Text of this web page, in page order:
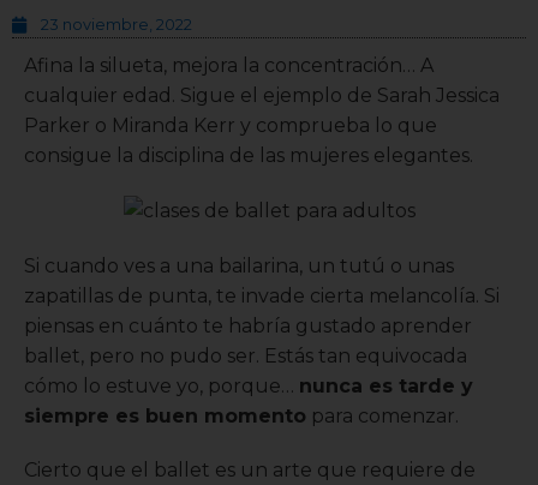
23 noviembre, 2022
Afina la silueta, mejora la concentración… A
cualquier edad. Sigue el ejemplo de Sarah Jessica
Parker o Miranda Kerr y comprueba lo que
consigue la disciplina de las mujeres elegantes.
Si cuando ves a una bailarina, un tutú o unas
zapatillas de punta, te invade cierta melancolía. Si
piensas en cuánto te habría gustado aprender
ballet, pero no pudo ser. Estás tan equivocada
cómo lo estuve yo, porque… nunca es tarde y
siempre es buen momento para comenzar.
Cierto que el ballet es un arte que requiere de